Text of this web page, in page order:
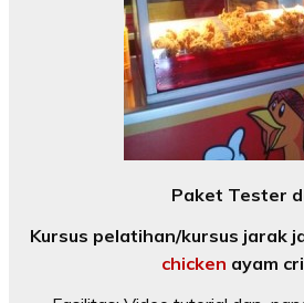
Paket Tester
Kursus pelatihan/kursus jarak
chicken ayam